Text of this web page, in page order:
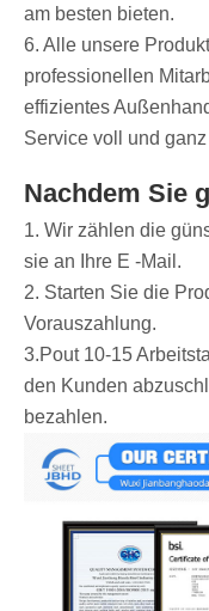
am besten bieten.
6. Alle unsere
professionellen
effizientes
Service voll und
Nachdem Sie
1. Wir zählen die
sie an Ihre E -Mail.
2. Starten Sie die
Vorauszahlung.
3.Pout 10-15
den Kunden
bezahlen.